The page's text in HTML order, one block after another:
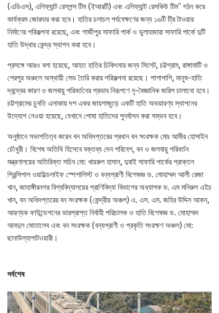
(এডিএস), এলিফ্যান্ট রেসপন্স টিম (ইআরটি) এবং এলিফ্যান্ট রেসকিউ টিম” গঠন করে
কার্যক্রম জোরদার করা হবে। হাতির চলাচল পর্যবেক্ষণের জন্য ১৬টি ট্রি টাওয়ার
নির্মাণের পরিকল্পনা রয়েছে, এবং গাজীপুর সাফারি পার্ক ও ডুলাহজারা সাফারি পার্কে দুটি
হাতি উদ্ধার কেন্দ্র স্থাপন করা হবে।
প্রসঙ্গে আরও বলা হয়েছে, আহত হাতির চিকিৎসার জন্য সিলেট, চট্টগ্রাম, রাঙ্গামাটি ও
শেরপুর অঞ্চলে অস্থায়ী সেড তৈরি করার পরিকল্পনা রয়েছে। পাশাপাশি, মানুষ-হাতি
দ্বন্দ্বের কারণ ও জলবায়ু পরিবর্তনের প্রভাব নিরূপণে নৃ-বৈজ্ঞানিক জরিপ চালানো হবে।
চট্টগ্রামের চুনতি এলাকায় দশ একর জায়গাজুড়ে একটি হাতি অভয়ারণ্য স্থাপনের
উদ্যোগ নেওয়া হয়েছে, যেখানে পোষা হাতিদের পুনর্বাসন করা সম্ভব হবে।
অনুষ্ঠানে সভাপতিত্ব করেন বন অধিদপ্তরের প্রধান বন সংরক্ষক মোঃ আমীর হোসাইন
চৌধুরী। বিশেষ অতিথি হিসেবে বক্তব্য দেন পরিবেশ, বন ও জলবায়ু পরিবর্তন
মন্ত্রণালয়ের অতিরিক্ত সচিব মো: খায়রুল হাসান, দুবাই সাফারি পার্কের প্রাক্তন
প্রিন্সিপাল ওয়াইল্ডলাইফ স্পেশালিস্ট ও বন্যপ্রাণী বিশেষজ্ঞ ড. মোহাম্মদ আলী রেজা
খান, জাহাঙ্গীরনগর বিশ্ববিদ্যালয়ের প্রাণিবিদ্যা বিভাগের অধ্যাপক ড. এম মনিরুল এইচ
খান, বন অধিদপ্তরের বন সংরক্ষক (কেন্দ্রীয় অঞ্চল) এ. এস. এম. জহির উদ্দিন আকন,
আরণ্যক ফাউন্ডেশনের ভারপ্রাপ্ত নির্বাহী পরিচালক ও হাতি বিশেষজ্ঞ ড. মোহাম্মদ
আবদুল মোতালেব এবং বন সংরক্ষক (বন্যপ্রাণী ও প্রকৃতি সংরক্ষণ অঞ্চল) মো:
ছানাউল্যাপাটওয়ারী।
সর্বশেষ